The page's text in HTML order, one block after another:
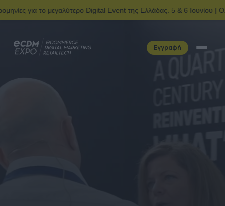
Digital Event της Ελλάδας. 5 & 6 Ιουνίου | Ολυμπιακό
Εγγραφή